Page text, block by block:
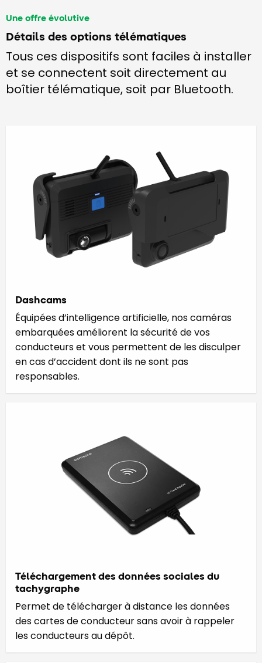
Une offre évolutive
Détails des options télématiques
Tous ces dispositifs sont faciles à installer
et se connectent soit directement au
boîtier télématique, soit par Bluetooth.
Dashcams
Équipées d’intelligence artificielle, nos caméras
embarquées améliorent la sécurité de vos
conducteurs et vous permettent de les disculper
en cas d’accident dont ils ne sont pas
responsables.
Téléchargement des données sociales du
tachygraphe
Permet de télécharger à distance les données
des cartes de conducteur sans avoir à rappeler
les conducteurs au dépôt.